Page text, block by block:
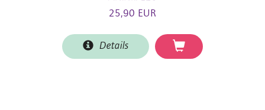
25,90 EUR
Details